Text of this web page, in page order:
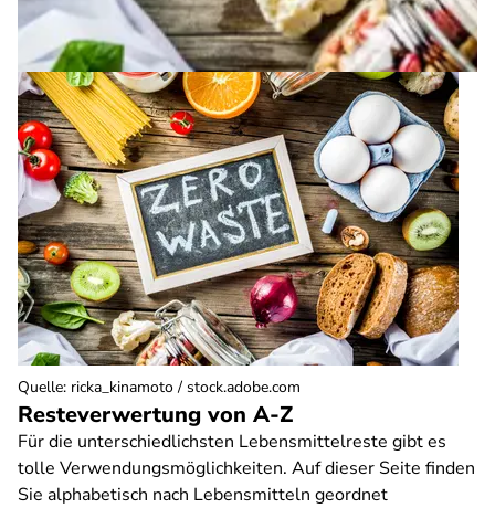
Resteverwertung von A-Z
Für die unterschiedlichsten Lebensmittelreste gibt es
tolle Verwendungsmöglichkeiten. Auf dieser Seite finden
Sie alphabetisch nach Lebensmitteln geordnet
Quelle: ricka_kinamoto / stock.adobe.com